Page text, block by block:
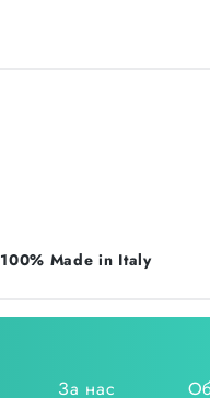
100% Made in Italy
За нас